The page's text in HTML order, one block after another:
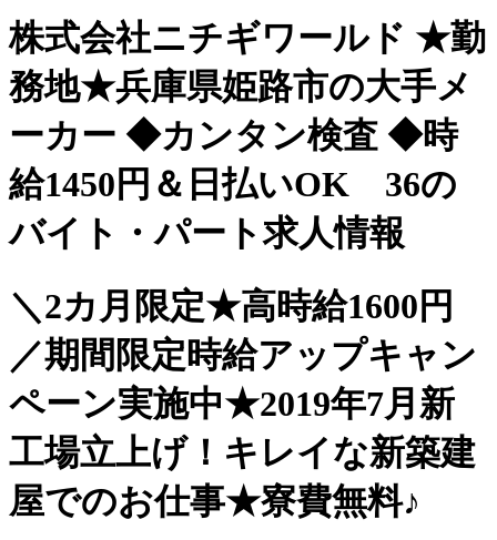
株式会社ニチギワールド ★勤
務地★兵庫県姫路市の大手メ
ーカー ◆カンタン検査 ◆時
給1450円＆日払いOK 36の
バイト・パート求人情報
＼2カ月限定★高時給1600円
／期間限定時給アップキャン
ペーン実施中★2019年7月新
工場立上げ！キレイな新築建
屋でのお仕事★寮費無料♪